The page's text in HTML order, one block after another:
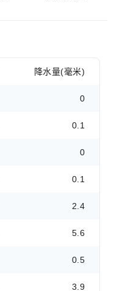
降水量(毫米)
0
0.1
0
0.1
2.4
5.6
0.5
3.9